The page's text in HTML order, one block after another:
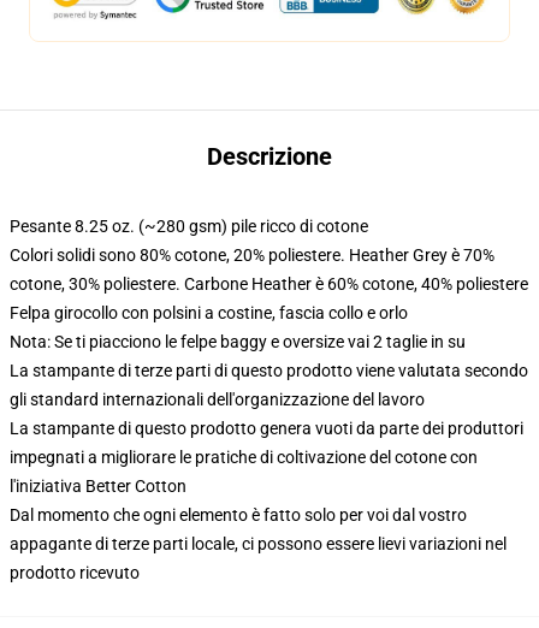
Descrizione
Pesante 8.25 oz. (~280 gsm) pile ricco di cotone
Colori solidi sono 80% cotone, 20% poliestere. Heather Grey è 70%
cotone, 30% poliestere. Carbone Heather è 60% cotone, 40% poliestere
Felpa girocollo con polsini a costine, fascia collo e orlo
Nota: Se ti piacciono le felpe baggy e oversize vai 2 taglie in su
La stampante di terze parti di questo prodotto viene valutata secondo
gli standard internazionali dell'organizzazione del lavoro
La stampante di questo prodotto genera vuoti da parte dei produttori
impegnati a migliorare le pratiche di coltivazione del cotone con
l'iniziativa Better Cotton
Dal momento che ogni elemento è fatto solo per voi dal vostro
appagante di terze parti locale, ci possono essere lievi variazioni nel
prodotto ricevuto